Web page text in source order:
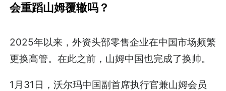
会重蹈山姆覆辙吗？
2025年以来，外资头部零售企业在中国市场频繁
更换高管。在此之前，山姆中国也完成了换帅。
1月31日，沃尔玛中国副首席执行官兼山姆会员